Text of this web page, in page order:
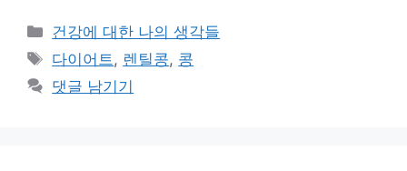
카
테
고
리
건강에 대한 나의 생각들
태
그
다이어트 , 렌틸콩, 콩
댓글 남기기